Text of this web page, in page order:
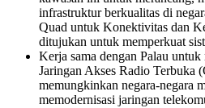
infrastruktur berkualitas di
Quad untuk Konektivitas dan
ditujukan untuk memperkuat
Kerja sama dengan Palau
Jaringan Akses Radio Terbuka
memungkinkan negara-negara
memodernisasi jaringan